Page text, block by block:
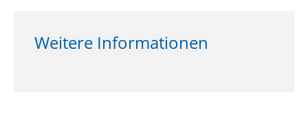
Weitere Informationen